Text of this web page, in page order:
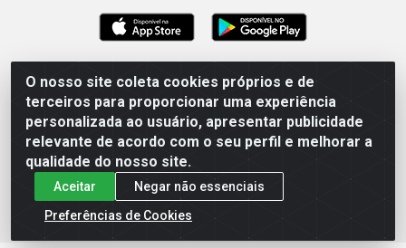
O nosso site coleta cookies próprios e de
terceiros para proporcionar uma experiência
personalizada ao usuário, apresentar publicidade
relevante de acordo com o seu perfil e melhorar a
qualidade do nosso site.
Aceitar
Negar não essenciais
Preferências de Cookies
Esperança Nordeste - Rua Professor Caldas Filho, 291 -
Estância - Recife / PE CEP: 50771-335 - CNPJ
03.666.136/0001-23